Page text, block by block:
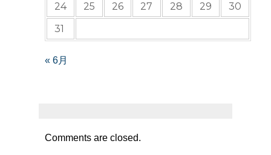
24
25 26 27 28 29
30
31
« 6月
Comments are closed.